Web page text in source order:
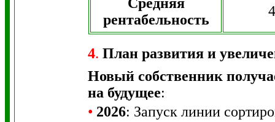
рентабельность
4. План развития и
Новый собственник
на будущее:
• 2026: Запуск линии